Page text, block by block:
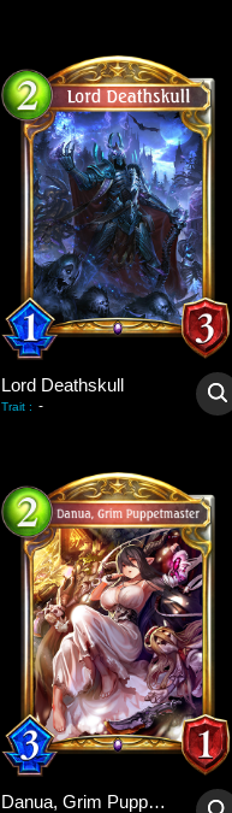
Lord Deathskull
Trait : -
Danua, Grim Puppetmaster